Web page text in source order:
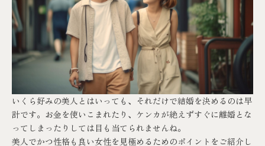
いくら好みの美人とはいっても、それだけで結婚を決めるのは早
計です。お金を使いこまれたり、ケンカが絶えずすぐに離婚とな
ってしまったりしては目も当てられませんね。
美人でかつ性格も良い女性を見極めるためのポイントをご紹介し